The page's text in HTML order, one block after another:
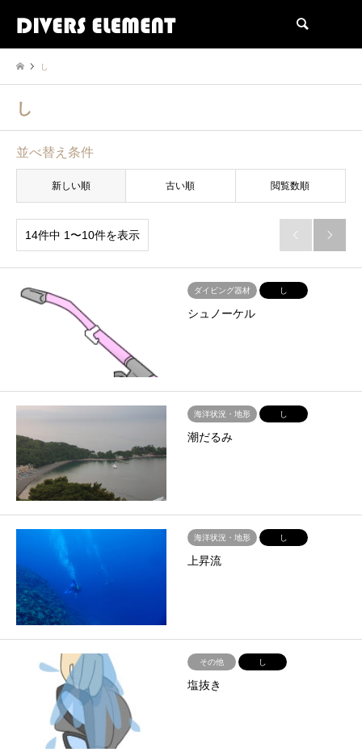
し
し
並べ替え条件
新しい順 古い順 閲覧数順
14件中 1〜10件を表示  
ダイビング器材 し
シュノーケル
海洋状況・地形 し
潮だるみ
海洋状況・地形 し
上昇流
その他 し
塩抜き